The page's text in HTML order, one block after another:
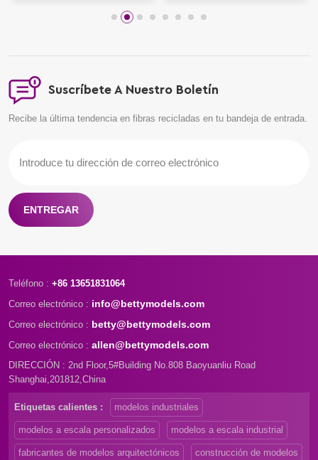
Suscríbete A Nuestro Boletín
Recibe la última tendencia en fibras recicladas en tu bandeja de entrada.
ENTREGAR
Teléfono : +86 13651831064
Correo electrónico : info@bettymodels.com
Correo electrónico : betty@bettymodels.com
Correo electrónico : allen@bettymodels.com
DIRECCIÓN : 2nd Floor,5#Building No.808 Baoyuanliu Road
Shanghai,201812,China
Etiquetas calientes : modelos industriales
modelos a escala personalizados modelos a escala industrial
fabricantes de modelos arquitectónicos construcción de modelos